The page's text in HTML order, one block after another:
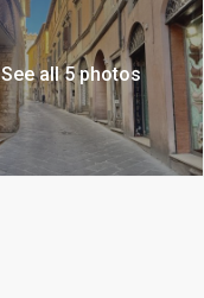
See all 5 photos